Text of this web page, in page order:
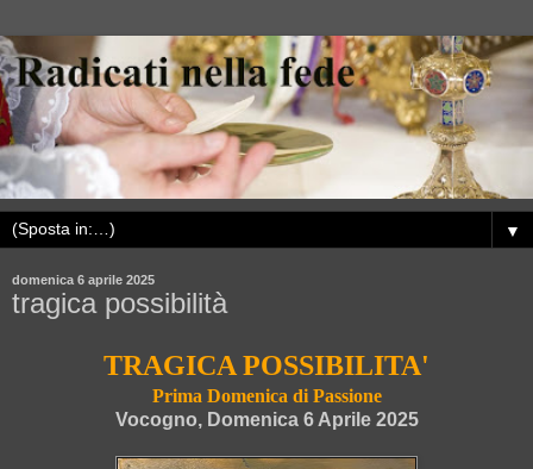
▼
domenica 6 aprile 2025
tragica possibilità
TRAGICA POSSIBILITA'
Prima Domenica di Passione
Vocogno, Domenica 6 Aprile 2025